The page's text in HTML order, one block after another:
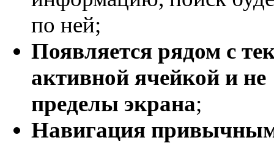
по ней;
Появляется рядом с
активной ячейкой и не
пределы экрана;
Навигация